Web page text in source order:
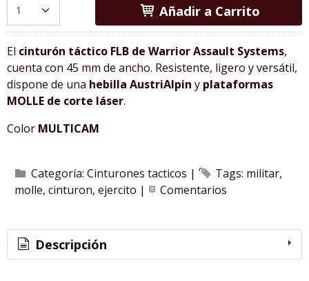
Añadir a Carrito
El cinturón táctico FLB de Warrior Assault Systems,
cuenta con 45 mm de ancho. Resistente, ligero y versátil,
dispone de una hebilla AustriAlpin y plataformas
MOLLE de corte láser.
Color MULTICAM
Categoría: Cinturones tacticos | Tags: militar
molle cinturon ejercito | Comentarios
Descripción